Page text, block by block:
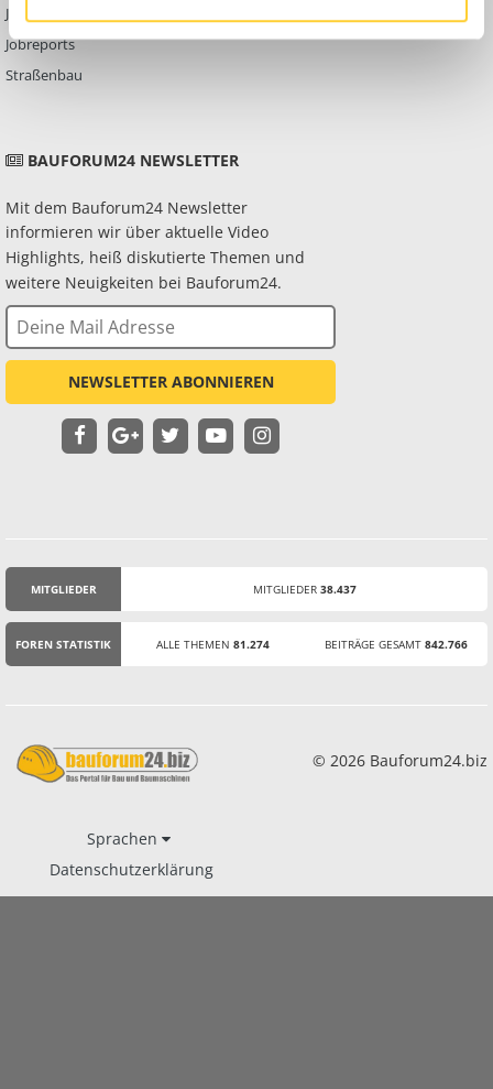
Jobbörse
Jobreports
Straßenbau
BAUFORUM24 NEWSLETTER
Mit dem Bauforum24 Newsletter
informieren wir über aktuelle Video
Highlights, heiß diskutierte Themen und
weitere Neuigkeiten bei Bauforum24.
NEWSLETTER ABONNIEREN
MITGLIEDER MITGLIEDER 38.437
FOREN STATISTIK ALLE THEMEN 81.274 BEITRÄGE GESAMT 842.766
© 2026 Bauforum24.biz
Sprachen
Datenschutzerklärung